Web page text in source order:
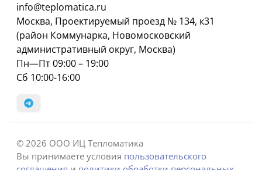
info@teplomatica.ru
Москва, Проектируемый проезд № 134, к31
(район Коммунарка, Новомосковский
административный округ, Москва)
Пн—Пт 09:00 – 19:00
Сб 10:00-16:00
© 2026 ООО ИЦ Тепломатика
Вы принимаете условия пользовательского